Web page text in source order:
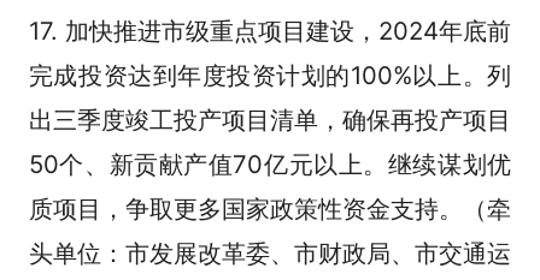
17. 加快推进市级重点项目建设，2024年底前
完成投资达到年度投资计划的100%以上。列
出三季度竣工投产项目清单，确保再投产项目
50个、新贡献产值70亿元以上。继续谋划优
质项目，争取更多国家政策性资金支持。（牵
头单位：市发展改革委、市财政局、市交通运